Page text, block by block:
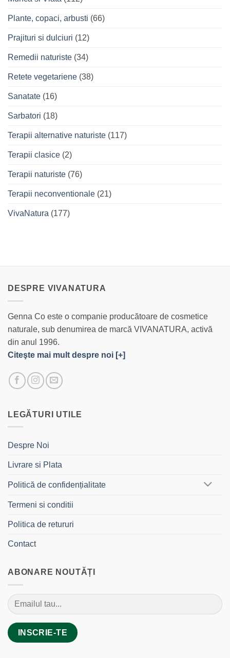
Plante, copaci, arbusti (66)
Prajituri si dulciuri (12)
Remedii naturiste (34)
Retete vegetariene (38)
Sanatate (16)
Sarbatori (18)
Terapii alternative naturiste (117)
Terapii clasice (2)
Terapii naturiste (76)
Terapii neconventionale (21)
VivaNatura (177)
DESPRE VIVANATURA
Genna Co este o companie producătoare de cosmetice
naturale, sub denumirea de marcă VIVANATURA, activă
din anul 1996.
Citeşte mai mult despre noi [+]
LEGĂTURI UTILE
Despre Noi
Livrare si Plata
Politică de confidențialitate
Termeni si conditii
Politica de retururi
Contact
ABONARE NOUTĂȚI